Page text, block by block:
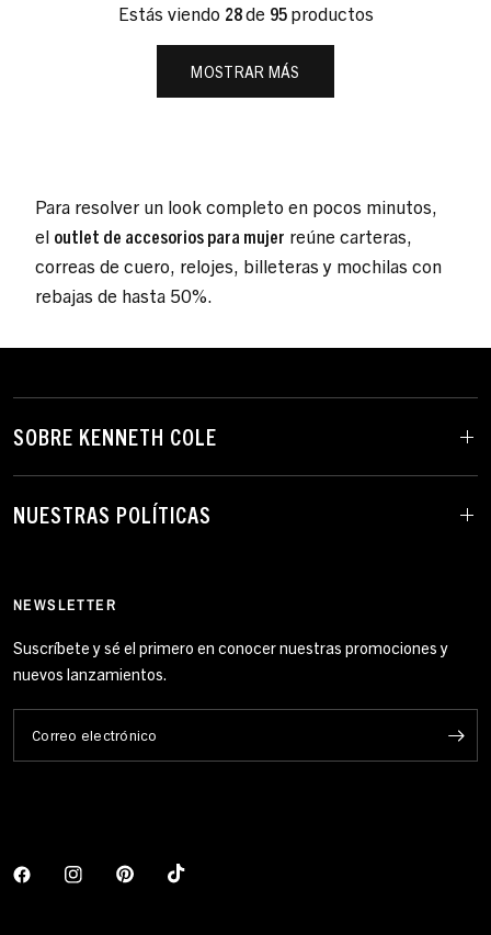
Estás viendo 28de 95productos
MOSTRAR MÁS
Para resolver un look completo en pocos minutos,
el outlet de accesorios para mujer reúne carteras,
correas de cuero, relojes, billeteras y mochilas con
rebajas de hasta 50%.
SOBRE KENNETH COLE
NUESTRAS POLÍTICAS
NEWSLETTER
Suscríbete y sé el primero en conocer nuestras promociones y
nuevos lanzamientos.
Correo electrónico